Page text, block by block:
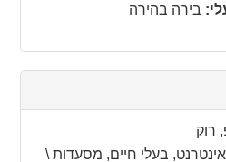
בירה בהירה
רוק
בעלי חיים, מסעדות \